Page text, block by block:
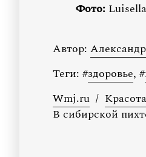
Фото:
Автор:
Теги: #здоровье, #
Wmj.ru / Красота
В сибирской